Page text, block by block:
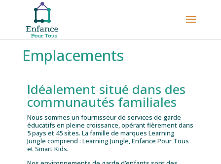
Emplacements
Idéalement situé dans des
communautés familiales
Nous sommes un fournisseur de services de garde
éducatifs en pleine croissance, opérant fièrement dans
5 pays et 45 sites. La famille de marques Learning
Jungle comprend : Learning Jungle, Enfance Pour Tous
et Smart Kids.